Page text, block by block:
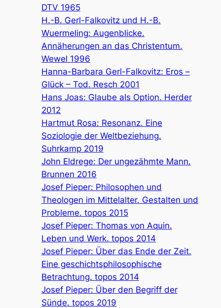
DTV 1965
H.-B. Gerl-Falkovitz und H.-B.
Wuermeling: Augenblicke.
Annäherungen an das Christentum.
Wewel 1996
Hanna-Barbara Gerl-Falkovitz: Eros –
Glück – Tod. Resch 2001
Hans Joas: Glaube als Option. Herder
2012
Hartmut Rosa: Resonanz. Eine
Soziologie der Weltbeziehung.
Suhrkamp 2019
John Eldrege: Der ungezähmte Mann.
Brunnen 2016
Josef Pieper: Philosophen und
Theologen im Mittelalter. Gestalten und
Probleme. topos 2015
Josef Pieper: Thomas von Aquin.
Leben und Werk. topos 2014
Josef Pieper: Über das Ende der Zeit.
Eine geschichtsphilosophische
Betrachtung. topos 2014
Josef Pieper: Über den Begriff der
Sünde. topos 2019